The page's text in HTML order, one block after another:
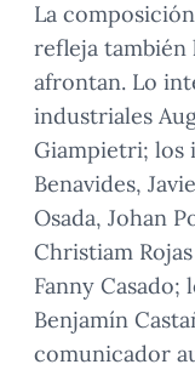
La
refleja también
afrontan. Lo
industriales
Giampietri; los
Benavides,
Osada, Johan
Christiam
Fanny
Benjamín
comunicador